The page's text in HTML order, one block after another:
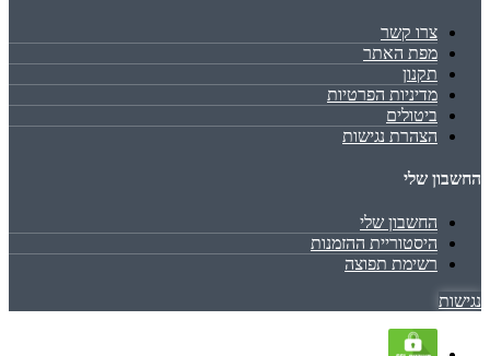
צרו קשר
מפת האתר
תקנון
מדיניות הפרטיות
ביטולים
הצהרת נגישות
החשבון שלי
החשבון שלי
היסטוריית ההזמנות
רשימת תפוצה
נגישות